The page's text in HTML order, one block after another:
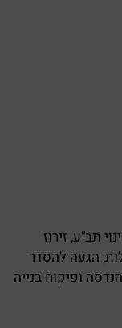
תב"ע, זירוז
הגעה להסדר
ופיקוח בנייה